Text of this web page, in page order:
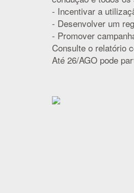
- Incentivar a
- Desenvolver um
- Promover
Consulte o relatório
Até 26/AGO pode